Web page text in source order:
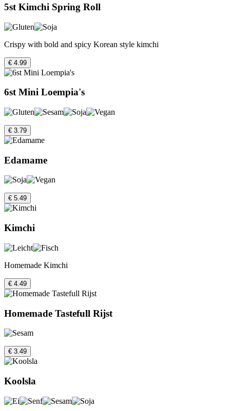
5st Kimchi Spring Roll
Crispy with bold and spicy Korean style kimchi
€ 4.99
6st Mini Loempia's
€ 3.79
Edamame
€ 5.49
Kimchi
Homemade Kimchi
€ 4.49
Homemade Tastefull Rijst
€ 3.49
Koolsla